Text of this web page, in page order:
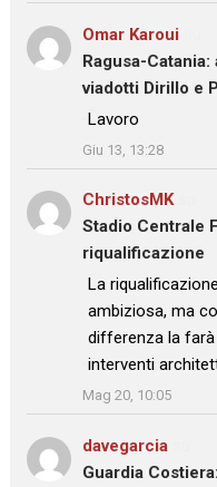
Omar Karoui
Ragusa-
viadotti Dirillo e
: “Lavoro
”
Giu 13, 13:28
ChristosMKsu
Stadio Centrale
riqualificazione
: “La
ambiziosa, ma
differenza la farà
interventi
”
Mag 20, 10:05
davegarcia
Guardia